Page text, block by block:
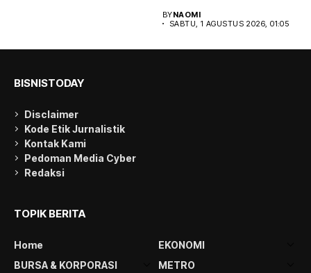
kepercayaan publik...
BYNAOMI
SABTU, 1 AGUSTUS 2026, 01:05
BISNISTODAY
Disclaimer
Kode Etik Jurnalistik
Kontak Kami
Pedoman Media Cyber
Redaksi
TOPIK BERITA
Home
EKONOMI
BURSA & KORPORASI
METRO